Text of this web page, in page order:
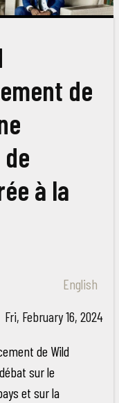
de
à la
English
Fri, February 16, 2024
de Wild
sur le
et sur la